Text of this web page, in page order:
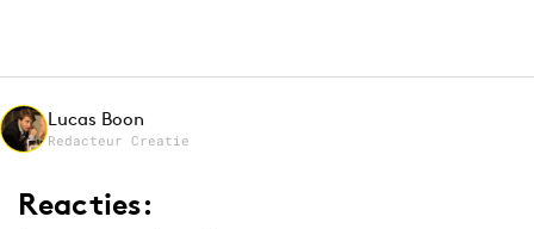
Martech
Media
Merkstrategie
Lucas Boon
Redacteur Creatie
Reacties: